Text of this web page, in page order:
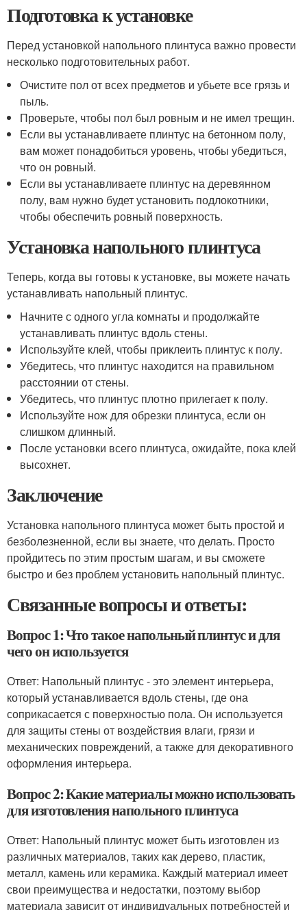
Подготовка к установке
Перед установкой напольного плинтуса важно провести
несколько подготовительных работ.
Очистите пол от всех предметов и убьете все грязь и
пыль.
Проверьте, чтобы пол был ровным и не имел трещин.
Если вы устанавливаете плинтус на бетонном полу,
вам может понадобиться уровень, чтобы убедиться,
что он ровный.
Если вы устанавливаете плинтус на деревянном
полу, вам нужно будет установить подлокотники,
чтобы обеспечить ровный поверхность.
Установка напольного плинтуса
Теперь, когда вы готовы к установке, вы можете начать
устанавливать напольный плинтус.
Начните с одного угла комнаты и продолжайте
устанавливать плинтус вдоль стены.
Используйте клей, чтобы приклеить плинтус к полу.
Убедитесь, что плинтус находится на правильном
расстоянии от стены.
Убедитесь, что плинтус плотно прилегает к полу.
Используйте нож для обрезки плинтуса, если он
слишком длинный.
После установки всего плинтуса, ожидайте, пока клей
высохнет.
Заключение
Установка напольного плинтуса может быть простой и
безболезненной, если вы знаете, что делать. Просто
пройдитесь по этим простым шагам, и вы сможете
быстро и без проблем установить напольный плинтус.
Связанные вопросы и ответы:
Вопрос 1: Что такое напольный плинтус и для
чего он используется
Ответ: Напольный плинтус - это элемент интерьера,
который устанавливается вдоль стены, где она
соприкасается с поверхностью пола. Он используется
для защиты стены от воздействия влаги, грязи и
механических повреждений, а также для декоративного
оформления интерьера.
Вопрос 2: Какие материалы можно использовать
для изготовления напольного плинтуса
Ответ: Напольный плинтус может быть изготовлен из
различных материалов, таких как дерево, пластик,
металл, камень или керамика. Каждый материал имеет
свои преимущества и недостатки, поэтому выбор
материала зависит от индивидуальных потребностей и